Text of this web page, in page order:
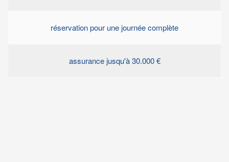
réservation pour une journée complète
assurance jusqu'à 30.000 €